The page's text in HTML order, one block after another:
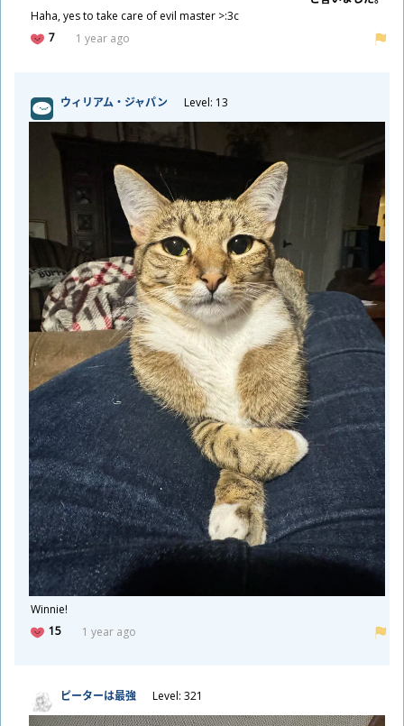
Haha, yes to take care of evil master >:3c
7
1 year ago
ウィリアム・ジャパン Level: 13
Winnie!
15
1 year ago
ピーターは最強 Level: 321